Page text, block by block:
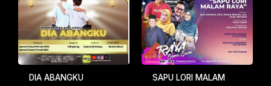
DIA ABANGKU
SAPU LORI MALAM